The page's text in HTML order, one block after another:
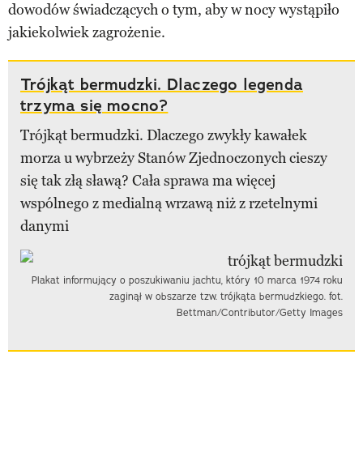
dowodów świadczących o tym, aby w nocy wystąpiło
jakiekolwiek zagrożenie.
Trójkąt bermudzki. Dlaczego legenda
trzyma się mocno?
Trójkąt bermudzki. Dlaczego zwykły kawałek
morza u wybrzeży Stanów Zjednoczonych cieszy
się tak złą sławą? Cała sprawa ma więcej
wspólnego z medialną wrzawą niż z rzetelnymi
danymi
Plakat informujący o poszukiwaniu jachtu, który 10 marca 1974 roku
zaginął w obszarze tzw. trójkąta bermudzkiego. fot.
Bettman/Contributor/Getty Images